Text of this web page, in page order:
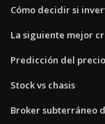
Cómo decidir si
La siguiente mejor
Predicción del
Stock vs chasis
Broker subterráneo